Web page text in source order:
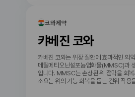
코와제약
캬베진 코와
카베진 코와는 위장 질환에 효과적인 의
메틸메티오닌설포늄염화물(MMSC)과
입니다. MMSC는 손상된 위 점막을 회복
소요는 위의 기능 회복을 돕는 건위 작용